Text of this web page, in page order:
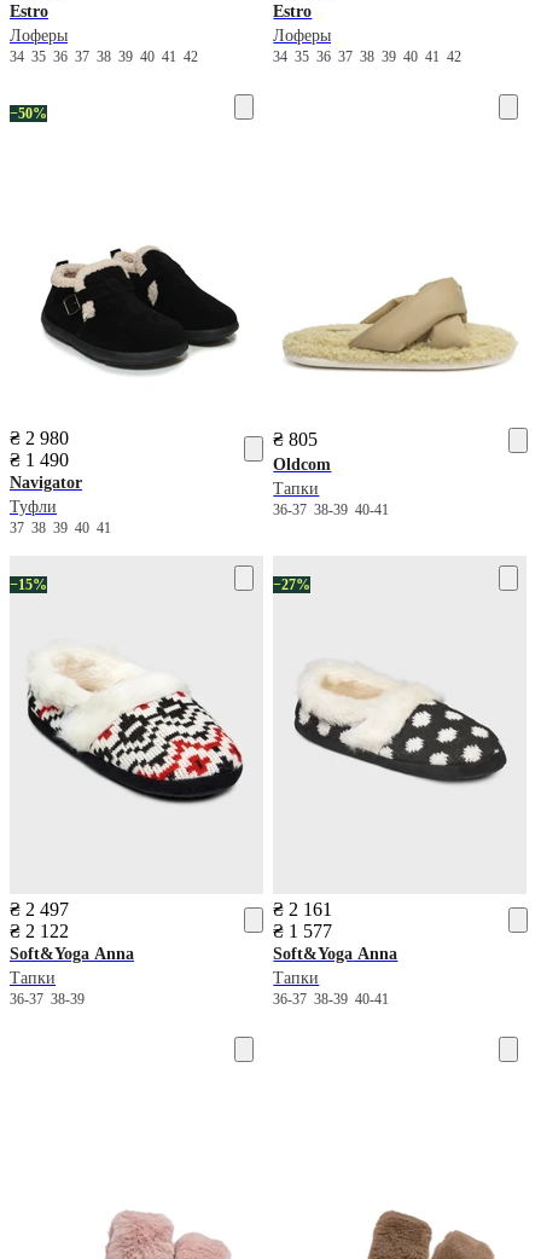
Estro
Лоферы
34 35 36 37 38 39 40 41 42
Estro
Лоферы
343536373839404142
−50%
₴ 2 980
₴ 1 490
Navigator
Туфли
37 38 39 40 41
₴ 805
Oldcom
Тапки
36-3738-3940-41
−15%
₴ 2 497
₴ 2 122
Soft&Yoga Anna
Тапки
36-37 38-39
−27%
₴ 2 161
₴ 1 577
Soft&Yoga Anna
Тапки
36-3738-3940-41